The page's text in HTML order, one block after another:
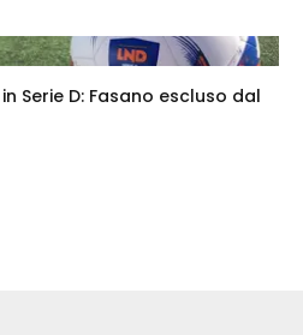
Serie D: Fasano escluso dal